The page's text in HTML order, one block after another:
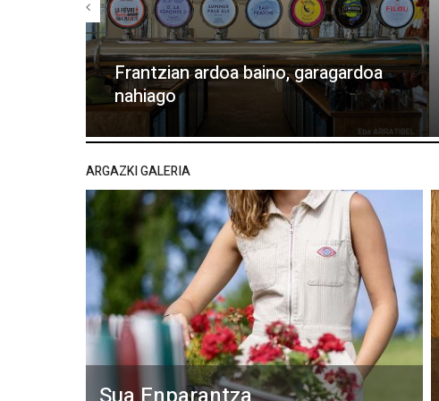
Frantzian ardoa baino, garagardoa
nahiago
ARGAZKI GALERIA